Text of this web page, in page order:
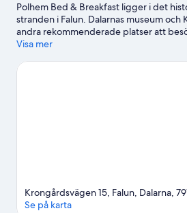
Polhem Bed & Breakfast ligger i det
stranden i Falun. Dalarnas museum och
andra rekommenderade platser att
exempel på vattenaktiviteter tillgängliga
och mountainbiking i närheten.
Visa mer
Krongårdsvägen 15, Falun, Dalarna,
Se på karta